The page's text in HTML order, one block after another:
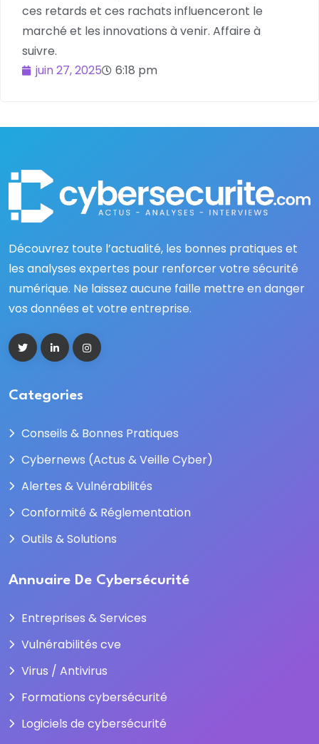
ces retards et ces rachats influenceront le
marché et les innovations à venir. Affaire à
suivre.
juin 27, 2025
6:18 pm
Découvrez toute l’actualité, les bonnes pratiques et
les analyses expertes pour renforcer votre sécurité
numérique. Ne laissez aucune faille mettre en danger
vos données et votre entreprise.
Categories
Conseils & Bonnes Pratiques
Cybernews (Actus & Veille Cyber)
Alertes & Vulnérabilités
Conformité & Réglementation
Outils & Solutions
Annuaire De Cybersécurité
Entreprises & Services
Vulnérabilités cve
Virus / Antivirus
Formations cybersécurité
Logiciels de cybersécurité